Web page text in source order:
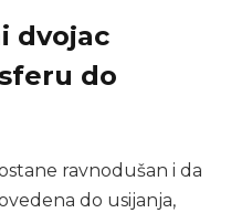
dvojac
do
ravnodušan i da
do usijanja,